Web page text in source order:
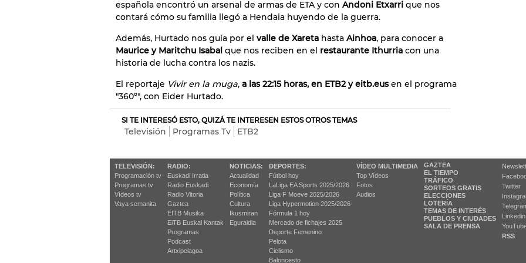
española encontró un arsenal de armas de ETA y con Andoni Etxarri que nos
contará cómo su familia llegó a Hendaia huyendo de la guerra.
Además, Hurtado nos guía por el valle de Xareta hasta Ainhoa, para conocer a
Maurice y Maritchu Isabal que nos reciben en el restaurante Ithurria con una
historia de lucha contra los nazis.
El reportaje Vivir en la muga, a las 22:15 horas, en ETB2 y eitb.eusen el programa
"360º", con Eider Hurtado.
SI TE INTERESÓ ESTO, QUIZÁ TE INTERESEN ESTOS OTROS TEMAS
Televisión Programas Tv ETB2
TELEVISIÓN:
Programación tv
Programas tv
Vídeos tv
Vaya semanita
RADIO:
Euskadi Irratia
Radio Euskadi
Radio Vitoria
Gaztea
EITB Musika
EiTB Euskal Kantak
Programas
Podcast
Artxipelagoa
NOTICIAS:
Actualidad
Economía
Política
Cultura
Ikusmiran
Eguraldia
DEPORTES:
Fútbol hoy
LaLiga EA Sports 2025/2026
Liga F Moeve 2025/2026
Liga Hypermotion 2025/2026
Fórmula 1 hoy
Mercado de fichajes 2025
Deporte Femenino
Pelota
Ciclismo
Baloncesto
VÍDEO MULTIMEDIA
Top Vídeos
Fotos
Audios
GAZTEA
EL TIEMPO
TRÁFICO
SORTEOS GRATIS
ELECCIONES
LOTERÍA
TEMAS DE INTERÉS
PUEBLOS Y CIUDADES
SALA DE PRENSA
Twitter
Linkedin
RSS